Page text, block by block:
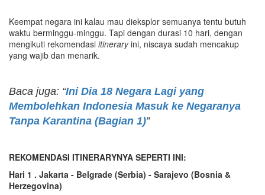
Keempat negara ini kalau mau dieksplor semuanya tentu butuh
waktu berminggu-minggu. Tapi dengan durasi 10 hari, dengan
mengikuti rekomendasi itineraryini, niscaya sudah mencakup
yang wajib dan menarik.
Baca juga: “Ini Dia 18 Negara Lagi yang
Membolehkan Indonesia Masuk ke Negaranya
Tanpa Karantina (Bagian 1)”
REKOMENDASI ITINERARYNYA SEPERTI INI:
Hari 1 . Jakarta - Belgrade (Serbia) - Sarajevo (Bosnia &
Herzegovina)